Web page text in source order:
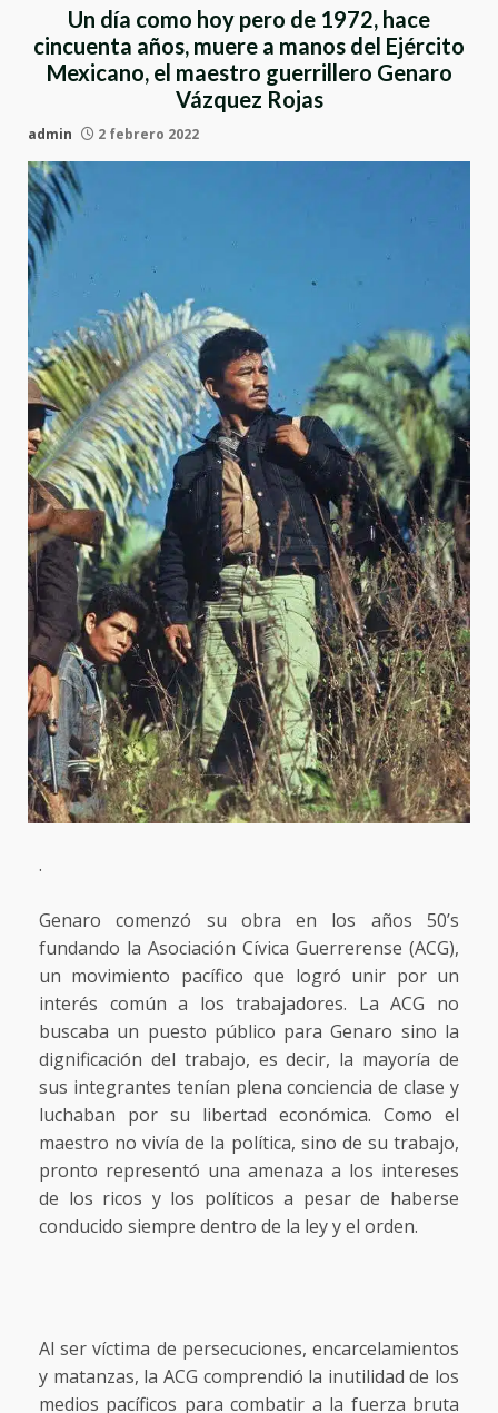
Un día como hoy pero de 1972, hace
cincuenta años, muere a manos del Ejército
Mexicano, el maestro guerrillero Genaro
Vázquez Rojas
admin 2 febrero 2022
.
Genaro comenzó su obra en los años 50’s
fundando la Asociación Cívica Guerrerense (ACG),
un movimiento pacífico que logró unir por un
interés común a los trabajadores. La ACG no
buscaba un puesto público para Genaro sino la
dignificación del trabajo, es decir, la mayoría de
sus integrantes tenían plena conciencia de clase y
luchaban por su libertad económica. Como el
maestro no vivía de la política, sino de su trabajo,
pronto representó una amenaza a los intereses
de los ricos y los políticos a pesar de haberse
conducido siempre dentro de la ley y el orden.
Al ser víctima de persecuciones, encarcelamientos
y matanzas, la ACG comprendió la inutilidad de los
medios pacíficos para combatir a la fuerza bruta